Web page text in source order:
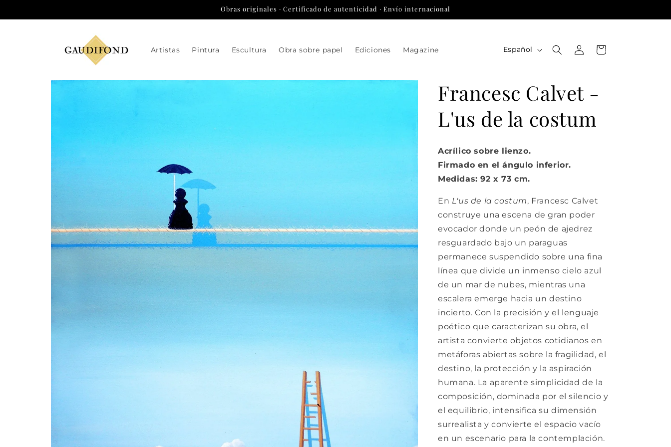
al contenido
Obras originales · Certificado de autenticidad · Envío internacional
Artistas Pintura Escultura Obra sobre papel Ediciones Magazine
o
a
Español
sesión
Carrito
directamente
Francesc Calvet -
L'us de la costum
Acrílico sobre lienzo.
Firmado en el ángulo inferior.
Medidas: 92 x 73 cm.
En L'us de la costum, Francesc Calvet
construye una escena de gran poder
evocador donde un peón de ajedrez
resguardado bajo un paraguas
permanece suspendido sobre una fina
línea que divide un inmenso cielo azul
de un mar de nubes, mientras una
escalera emerge hacia un destino
incierto. Con la precisión y el lenguaje
poético que caracterizan su obra, el
artista convierte objetos cotidianos en
metáforas abiertas sobre la fragilidad, el
destino, la protección y la aspiración
humana. La aparente simplicidad de la
composición, dominada por el silencio y
el equilibrio, intensifica su dimensión
surrealista y convierte el espacio vacío
en un escenario para la contemplación.